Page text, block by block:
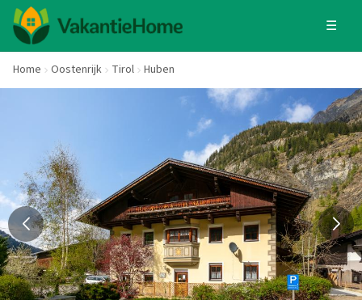
☰
Home Oostenrijk Tirol Huben